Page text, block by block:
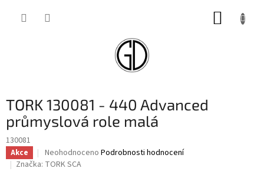
TORK 130081 - 440 Advanced
průmyslová role malá
130081
Akce
Průměrné
hodnocení
Neohodnoceno Podrobnosti hodnocení
Značka: TORK SCA